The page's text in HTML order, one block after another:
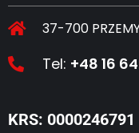
37-700
Tel: +48 16
KRS: 0000246791